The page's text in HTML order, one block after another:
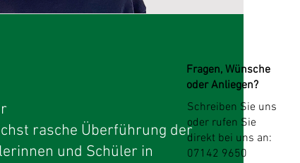
Fragen, Wünsche
oder Anliegen?
Schreiben Sie uns
oder rufen Sie
direkt bei uns an:
07142 9650
rasche Überführung der
und Schüler in